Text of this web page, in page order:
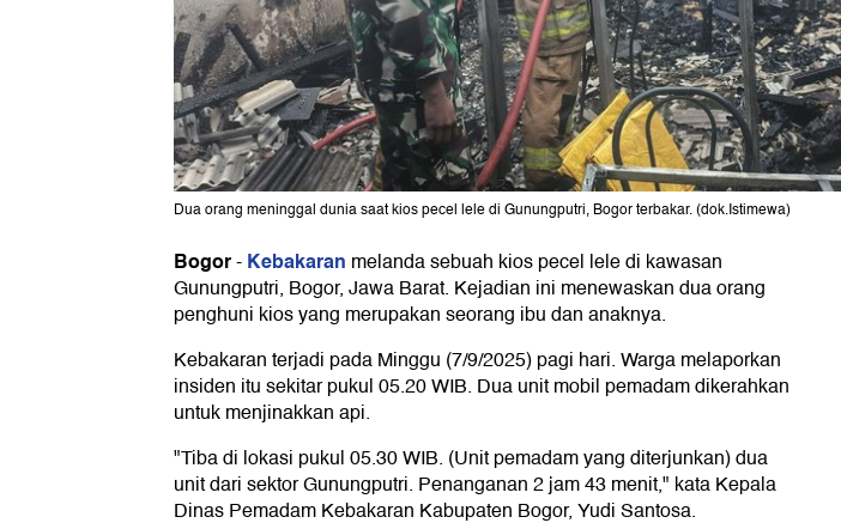
Dua orang meninggal dunia saat kios pecel lele di Gunungputri, Bogor terbakar. (dok.Istimewa)
Bogor-Kebakaran melanda sebuah kios pecel lele di kawasan
Gunungputri, Bogor, Jawa Barat. Kejadian ini menewaskan dua orang
penghuni kios yang merupakan seorang ibu dan anaknya.
Kebakaran terjadi pada Minggu (7/9/2025) pagi hari. Warga melaporkan
insiden itu sekitar pukul 05.20 WIB. Dua unit mobil pemadam dikerahkan
untuk menjinakkan api.
"Tiba di lokasi pukul 05.30 WIB. (Unit pemadam yang diterjunkan) dua
unit dari sektor Gunungputri. Penanganan 2 jam 43 menit," kata Kepala
Dinas Pemadam Kebakaran Kabupaten Bogor, Yudi Santosa.